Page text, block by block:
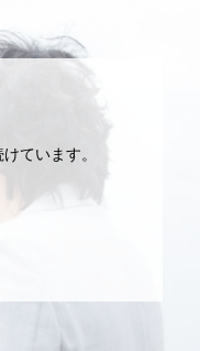
ています。